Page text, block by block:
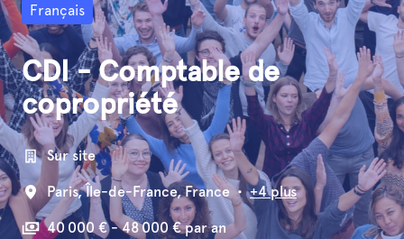
Français
CDI - Comptable de
copropriété
Sur site
Paris, Île-de-France, France • +4 plus
40 000 € - 48 000 € par an